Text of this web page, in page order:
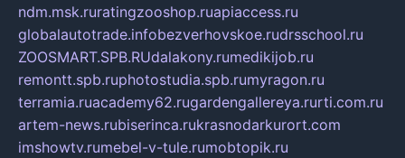
ndm.msk.ruratingzooshop.ruapiaccess.ru
globalautotrade.infobezverhovskoe.rudrsschool.ru
ZOOSMART.SPB.RUdalakony.rumedikijob.ru
remontt.spb.ruphotostudia.spb.rumyragon.ru
terramia.ruacademy62.rugardengallereya.rurti.com.ru
artem-news.rubiserinca.rukrasnodarkurort.com
imshowtv.rumebel-v-tule.rumobtopik.ru